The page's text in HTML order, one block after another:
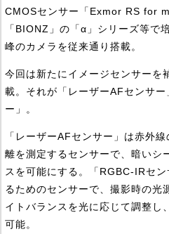
CMOSセンサー「Exmor RS for
「BIONZ」の「α」シリーズ等で
峰のカメラを従来通り搭載。
今回は新たにイメージセンサーを
載。それが「レーザーAFセンサ
ー」。
「レーザーAFセンサー」は赤外
離を測定するセンサーで、暗いシ
スを可能にする。「RGBC-IRセ
るためのセンサーで、撮影時の光
イトバランスを光に応じて調整し
可能。